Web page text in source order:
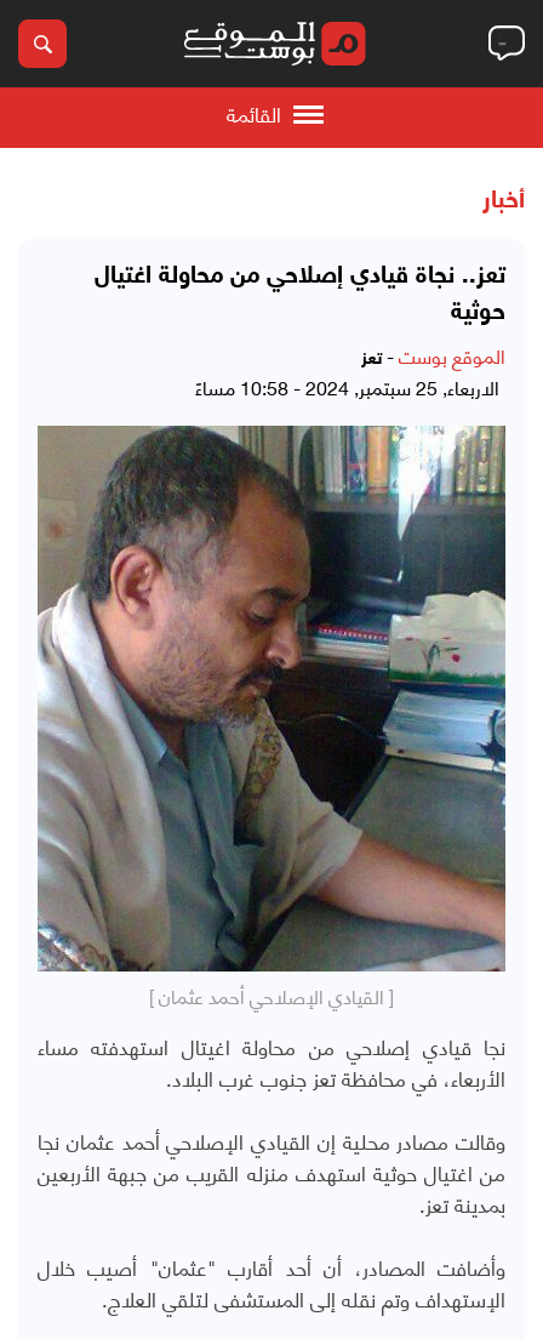
القائمة
أخبار
تعز.. نجاة قيادي إصلاحي من محاولة اغتيال
حوثية
الموقع بوست-تعز
الاربعاء, 25 سبتمبر, 2024 - 10:58 مساءً
[ القيادي الإصلاحي أحمد عثمان ]
نجا قيادي إصلاحي من محاولة اغيتال استهدفته مساء
الأربعاء، في محافظة تعز جنوب غرب البلاد.
وقالت مصادر محلية إن القيادي الإصلاحي أحمد عثمان نجا
من اغتيال حوثية استهدف منزله القريب من جبهة الأربعين
بمدينة تعز.
وأضافت المصادر، أن أحد أقارب "عثمان" أصيب خلال
الإستهداف وتم نقله إلى المستشفى لتلقي العلاج.